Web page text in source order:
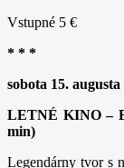
Vstupné 5 €
* * *
sobota 15.
LETNÉ KINO –
min)
Legendárny tvor s